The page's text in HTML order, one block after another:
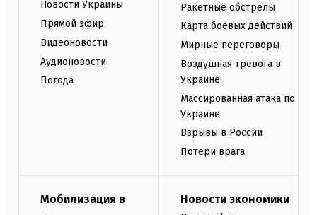
Новости Украины
Прямой эфир
Видеоновости
Аудионовости
Погода
Ракетные обстрелы
Карта боевых действий
Мирные переговоры
Воздушная тревога в
Украине
Массированная атака по
Украине
Взрывы в России
Потери врага
Мобилизация в
Новости экономики